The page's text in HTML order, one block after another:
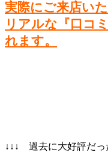
実際にご来店い
リアルな『口コ
れます。
↓↓↓ 過去に大好評だ